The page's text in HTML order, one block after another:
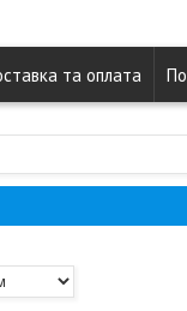
та оплата